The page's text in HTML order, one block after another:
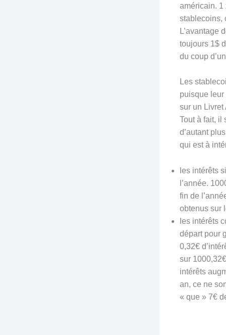
américain. 1
stablecoins,
L’avantage
toujours 1$
du coup
Les
puisque leur
sur un Livret
Tout à fait, il
d’autant
qui est à
les intérêts
l’année.
fin de
obtenus sur
les intérêts
départ pour
0,32€
sur
intérêts
an, ce ne
« que » 7€